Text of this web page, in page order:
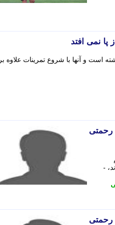
پا نمی افتد
است و آنها با شروع تمرینات علاوه بر
رحمتی
-
رحمتی